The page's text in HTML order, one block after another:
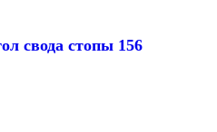
свода стопы 156